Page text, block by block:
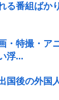
る番組ばか
・特撮・
浮...
国後の外国